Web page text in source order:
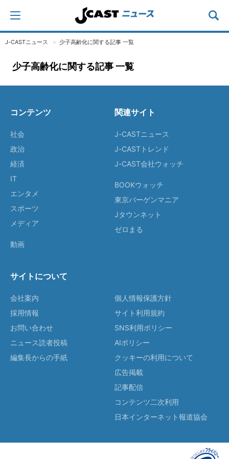
J-CASTニュース 少子高齢化に関する記事 一覧
少子高齢化に関する記事 一覧
コンテンツ
社会
政治
経済
IT
エンタメ
スポーツ
メディア
動画
関連サイト
J-CASTニュース
J-CASTトレンド
J-CAST会社ウォッチ
BOOKウォッチ
東京バーゲンマニア
Jタウンネット
ゼロまる
サイトについて
会社案内
採用情報
お問い合わせ
ニュース読者投稿
編集長からの手紙
個人情報保護方針
サイト利用規約
SNS利用ポリシー
AIポリシー
クッキーの利用について
広告掲載
記事配信
コンテンツ二次利用
日本インターネット報道協会